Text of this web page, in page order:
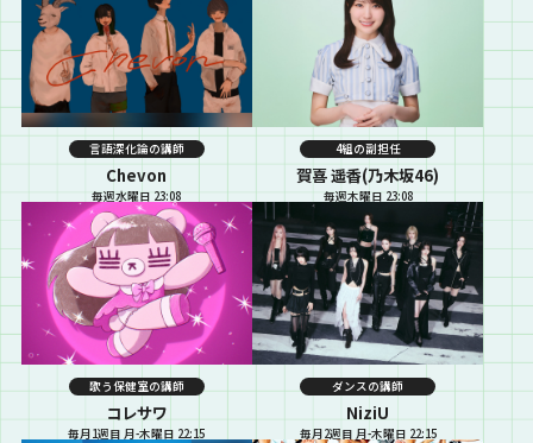
言語深化論の講師
Chevon
毎週水曜日 23:08
4組の副担任
賀喜 遥香(乃木坂46)
毎週木曜日 23:08
歌う保健室の講師
コレサワ
毎月1週目 月-木曜日 22:15
ダンスの講師
NiziU
毎月2週目 月-木曜日 22:15